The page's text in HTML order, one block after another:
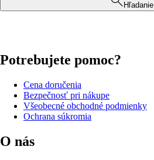
Hľadanie
Potrebujete pomoc?
Cena doručenia
Bezpečnosť pri nákupe
Všeobecné obchodné podmienky
Ochrana súkromia
O nás